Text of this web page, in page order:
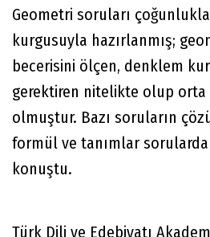
Geometri soruları
kurgusuyla hazırlanmış;
becerisini ölçen, denklem
gerektiren nitelikte olup orta
olmuştur. Bazı soruların
formül ve tanımlar
konuştu.
Türk Dili ve Edebiyatı